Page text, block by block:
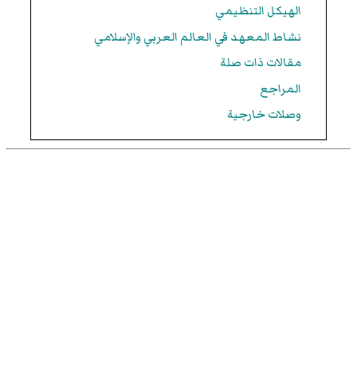
الهيكل التنظيمي
نشاط المعهد في العالم العربي والإسلامي
مقالات ذات صلة
المراجع
وصلات خارجية